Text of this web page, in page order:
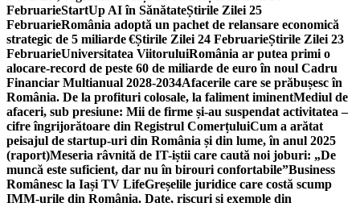
FebruarieStartUp AI în SănătateȘtirile Zilei 25
FebruarieRomânia adoptă un pachet de relansare economică
strategic de 5 miliarde €Știrile Zilei 24 FebruarieȘtirile Zilei 23
FebruarieUniversitatea ViitoruluiRomânia ar putea primi o
alocare-record de peste 60 de miliarde de euro în noul Cadru
Financiar Multianual 2028-2034Afacerile care se prăbușesc în
România. De la profituri colosale, la faliment iminentMediul de
afaceri, sub presiune: Mii de firme și-au suspendat activitatea –
cifre îngrijorătoare din Registrul ComerțuluiCum a arătat
peisajul de startup-uri din România și din lume, în anul 2025
(raport)Meseria râvnită de IT-iștii care caută noi joburi: „De
muncă este suficient, dar nu în birouri confortabile”Business
Românesc la Iași TV LifeGreșelile juridice care costă scump
IMM-urile din România. Date, riscuri și exemple din